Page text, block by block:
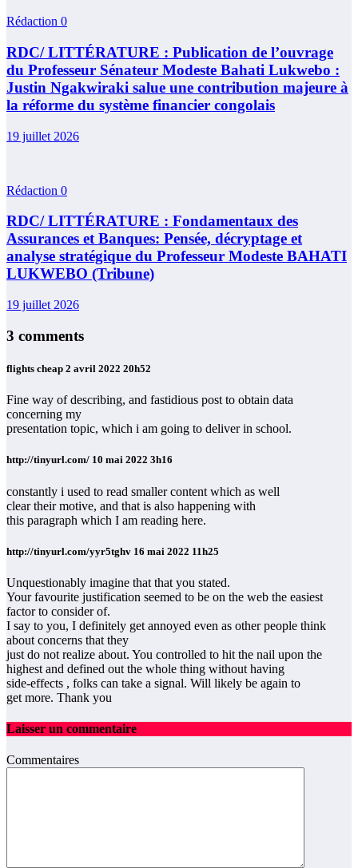
Rédaction 0
RDC/ LITTÉRATURE : Publication de l’ouvrage
du Professeur Sénateur Modeste Bahati Lukwebo :
Justin Ngakwiraki salue une contribution majeure à
la réforme du système financier congolais
19 juillet 2026
Rédaction 0
RDC/ LITTÉRATURE : Fondamentaux des
Assurances et Banques: Pensée, décryptage et
analyse stratégique du Professeur Modeste BAHATI
LUKWEBO (Tribune)
19 juillet 2026
3 comments
flights cheap 2 avril 2022 20h52
Fine way of describing, and fastidious post to obtain data
concerning my
presentation topic, which i am going to deliver in school.
http://tinyurl.com/ 10 mai 2022 3h16
constantly i used to read smaller content which as well
clear their motive, and that is also happening with
this paragraph which I am reading here.
http://tinyurl.com/yyr5tghv 16 mai 2022 11h25
Unquestionably imagine that that you stated.
Your favourite justification seemed to be on the web the easiest
factor to consider of.
I say to you, I definitely get annoyed even as other people think
about concerns that they
just do not realize about. You controlled to hit the nail upon the
highest and defined out the whole thing without having
side-effects , folks can take a signal. Will likely be again to
get more. Thank you
Laisser un commentaire
Commentaires